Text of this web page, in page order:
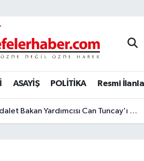
ASAYİŞ POLİTİKA Resmi
Bakan Yardımcısı Can Tuncay'ı ağırladı
Vakitleri